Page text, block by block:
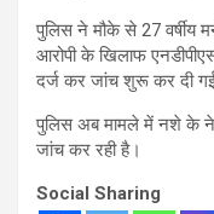
पुलिस ने मौके से 27 वर्षीय
आरोपी के खिलाफ
दर्ज कर जांच शुरू कर दी
पुलिस अब मामले में नशे के
जांच कर रही है।
Social Sharing